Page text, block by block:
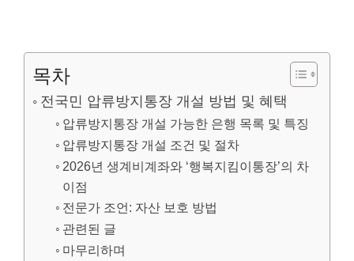
목차
전국민 압류방지통장 개설 방법 및 혜택
압류방지통장 개설 가능한 은행 목록 및 특징
압류방지통장 개설 조건 및 절차
2026년 생계비계좌와 ‘행복지킴이통장’의 차
이점
전문가 조언: 자산 보호 방법
관련된 글
마무리하며